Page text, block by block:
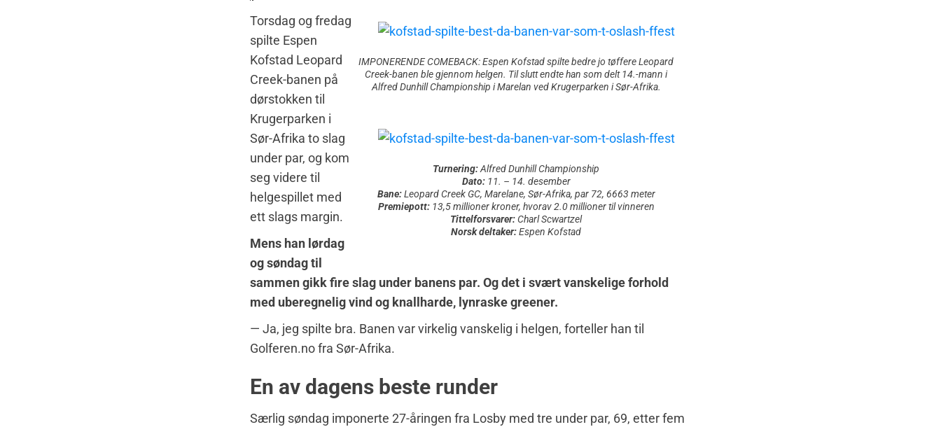
IMPONERENDE COMEBACK: Espen Kofstad spilte bedre jo tøffere Leopard
Creek-banen ble gjennom helgen. Til slutt endte han som delt 14.-mann i
Alfred Dunhill Championship i Marelan ved Krugerparken i Sør-Afrika.
Turnering:Alfred Dunhill Championship
Dato:11. – 14. desember
Bane:Leopard Creek GC, Marelane, Sør-Afrika, par 72, 6663 meter
Premiepott:13,5 millioner kroner, hvorav 2.0 millioner til vinneren
Tittelforsvarer:Charl Scwartzel
Norsk deltaker:Espen Kofstad
Torsdag og fredag
spilte Espen
Kofstad Leopard
Creek-banen på
dørstokken til
Krugerparken i
Sør-Afrika to slag
under par, og kom
seg videre til
helgespillet med
ett slags margin.
Mens han lørdag
og søndag til
sammen gikk fire slag under banens par. Og det i svært vanskelige forhold
med uberegnelig vind og knallharde, lynraske greener.
— Ja, jeg spilte bra. Banen var virkelig vanskelig i helgen, forteller han til
Golferen.no fra Sør-Afrika.
En av dagens beste runder
Særlig søndag imponerte 27-åringen fra Losby med tre under par, 69, etter fem